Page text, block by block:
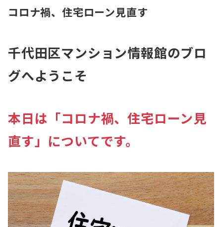
コロナ禍、住宅ローン見直す
千代田区マンション情報館のブロ
グへようこそ
本日は「コロナ禍、住宅ローン見
直す」についてです。